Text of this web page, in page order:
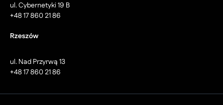
ul. Cybernetyki 19 B
+48 17 860 21 86
Rzeszów
ul. Nad Przyrwą 13
+48 17 860 21 86